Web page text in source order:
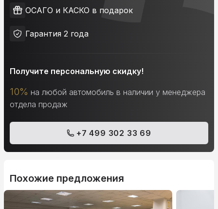
ОСАГО и КАСКО в подарок
Гарантия 2 года
Получите персональную скидку!
10% на любой автомобиль в наличии у менеджера
отдела продаж
+7 499 302 33 69
Похожие предложения